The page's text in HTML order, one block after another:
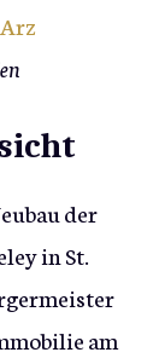
der
in St.
am